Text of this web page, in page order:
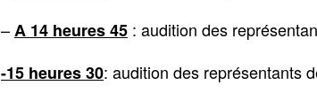
–A 14 heures 45 : audition des
-15 heures 30: audition des représentants